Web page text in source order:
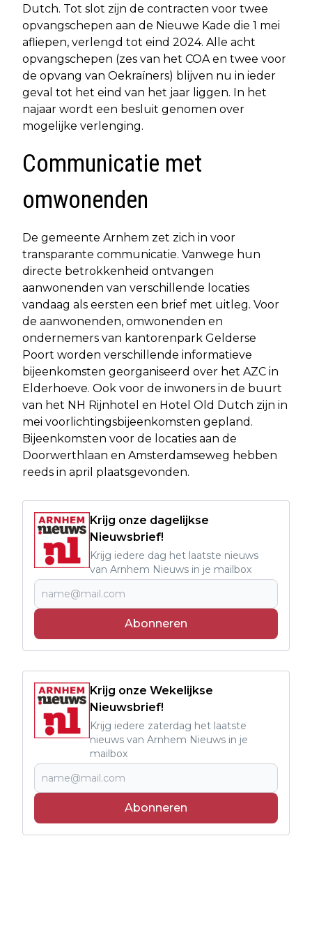
Dutch. Tot slot zijn de contracten voor twee
opvangschepen aan de Nieuwe Kade die 1 mei
afliepen, verlengd tot eind 2024. Alle acht
opvangschepen (zes van het COA en twee voor
de opvang van Oekraïners) blijven nu in ieder
geval tot het eind van het jaar liggen. In het
najaar wordt een besluit genomen over
mogelijke verlenging.
Communicatie met
omwonenden
De gemeente Arnhem zet zich in voor
transparante communicatie. Vanwege hun
directe betrokkenheid ontvangen
aanwonenden van verschillende locaties
vandaag als eersten een brief met uitleg. Voor
de aanwonenden, omwonenden en
ondernemers van kantorenpark Gelderse
Poort worden verschillende informatieve
bijeenkomsten georganiseerd over het AZC in
Elderhoeve. Ook voor de inwoners in de buurt
van het NH Rijnhotel en Hotel Old Dutch zijn in
mei voorlichtingsbijeenkomsten gepland.
Bijeenkomsten voor de locaties aan de
Doorwerthlaan en Amsterdamseweg hebben
reeds in april plaatsgevonden.
Krijg onze dagelijkse
Nieuwsbrief!
Krijg iedere dag het laatste nieuws
van Arnhem Nieuws in je mailbox
Abonneren
Krijg onze Wekelijkse
Nieuwsbrief!
Krijg iedere zaterdag het laatste
nieuws van Arnhem Nieuws in je
mailbox
Abonneren